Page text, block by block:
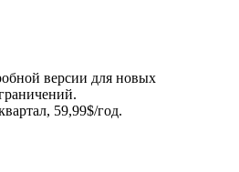
версии для новых
59,99$/год.